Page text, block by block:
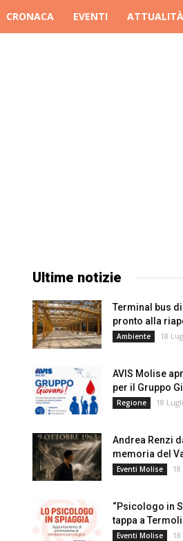
CRONACA EVENTI ATTUALITÀ
Ultime notizie
Terminal bus
pronto alla
Ambiente 18
AVIS Molise
per il Gruppo
Regione 18
Andrea Renzi
memoria del
Eventi Molise
“Psicologo in
tappa a Termoli
Eventi Molise